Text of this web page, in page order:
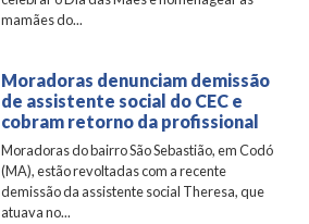
mamães do...
Moradoras denunciam demissão
de assistente social do CEC e
cobram retorno da profissional
Moradoras do bairro São Sebastião, em Codó
(MA), estão revoltadas com a recente
demissão da assistente social Theresa, que
atuava no...